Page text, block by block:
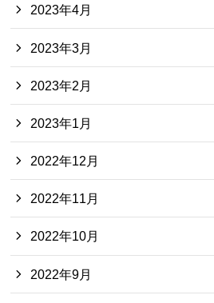
2023年4月
2023年3月
2023年2月
2023年1月
2022年12月
2022年11月
2022年10月
2022年9月